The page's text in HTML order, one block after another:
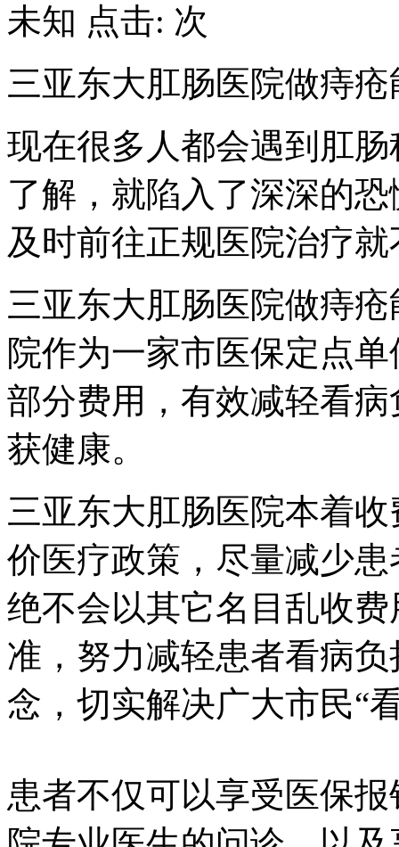
未知 点击: 次
三亚东大肛肠医院做痔
现在很多人都会遇到肛
了解，就陷入了深深的
及时前往正规医院治疗
三亚东大肛肠医院做痔
院作为一家市医保定点
部分费用，有效减轻看
获健康。
三亚东大肛肠医院本着
价医疗政策，尽量减少
绝不会以其它名目乱收
准，努力减轻患者看病
念，切实解决广大市民“
患者不仅可以享受医保